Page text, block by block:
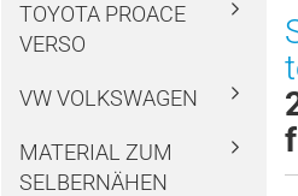
TOYOTA PROACE
VERSO
VW VOLKSWAGEN
MATERIAL ZUM
SELBERNÄHEN